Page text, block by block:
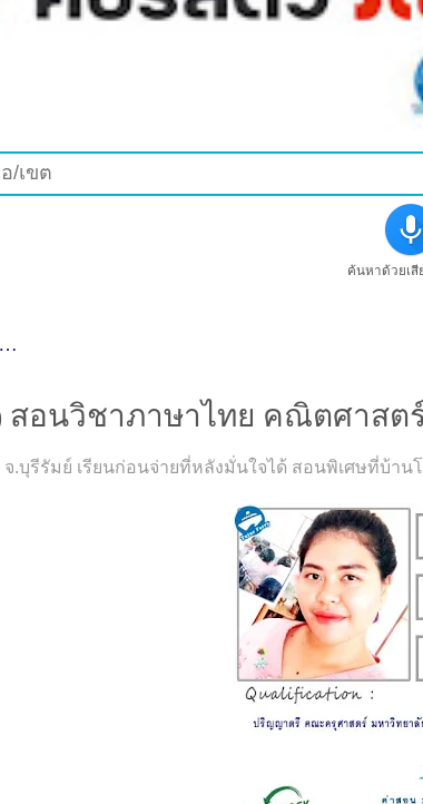
ค้นหาด้วยเสี
สอนวิชาภาษาไทย คณิตศาสต
.บุรีรัมย์ เรียนก่อนจ่ายที่หลังมั่นใจได้ สอนพิเศษที่บ้า